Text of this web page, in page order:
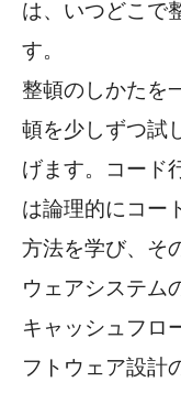
は、いつどこで
す。
整頓のしかたを
頓を少しずつ試
げます。コード
は論理的にコー
方法を学び、そ
ウェアシステム
キャッシュフロ
フトウェア設計